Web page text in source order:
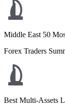
Middle East 50
Forex Traders
Best Multi-Assets